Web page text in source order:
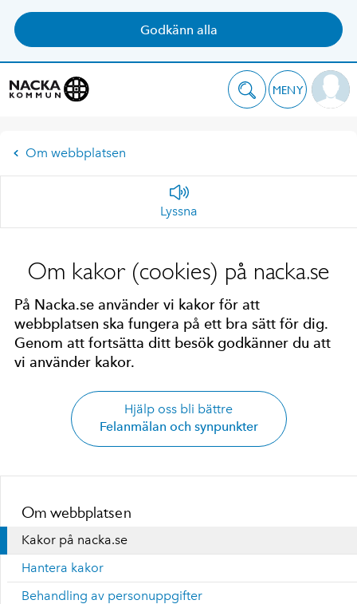
Godkänn alla
MENY
Om webbplatsen
Lyssna
Om kakor (cookies) på nacka.se
På Nacka.se använder vi kakor för att
webbplatsen ska fungera på ett bra sätt för dig.
Genom att fortsätta ditt besök godkänner du att
vi använder kakor.
Hjälp oss bli bättre
Felanmälan och synpunkter
Om webbplatsen
Kakor på nacka.se
Hantera kakor
Behandling av personuppgifter